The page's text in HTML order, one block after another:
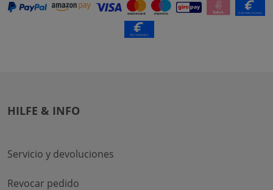
HILFE & INFO
Servicio y devoluciones
Revocar pedido